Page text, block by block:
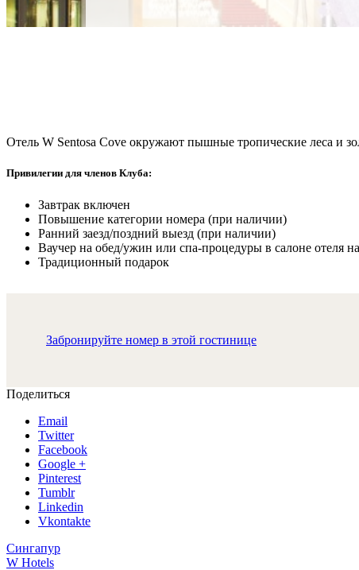
Отель W Sentosa Cove окружают пышные тропические леса и
Привилегии для членов Клуба:
Завтрак включен
Повышение категории номера (при наличии)
Ранний заезд/поздний выезд (при наличии)
Ваучер на обед/ужин или спа-процедуры в салоне отеля
Традиционный подарок
Забронируйте номер в этой гостинице
Поделиться
Email
Twitter
Facebook
Google +
Pinterest
Tumblr
Linkedin
Vkontakte
Сингапур
W Hotels